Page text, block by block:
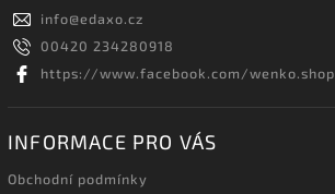
info@edaxo.cz
00420 234280918
https://www.facebook.com/wenko.shop
INFORMACE PRO VÁS
Obchodní podmínky